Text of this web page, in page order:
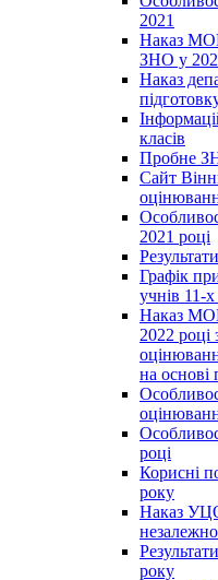
2021
Наказ
ЗНО у
Наказ
класів
Пробне
Сайт
2021 році
Графік
учнів 11-
Наказ
2022 році
на основі
році
Корисні
року
Наказ
року